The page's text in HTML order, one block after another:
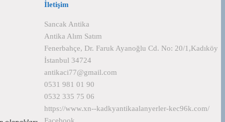
İletişim
Sancak Antika
Antika Alım Satım
Fenerbahçe, Dr. Faruk Ayanoğlu Cd. No: 20/1,Kadıköy
İstanbul 34724
antikaci77@gmail.com
0531 981 01 90
0532 335 75 06
https://www.xn--kadkyantikaalanyerler-kec96k.com/